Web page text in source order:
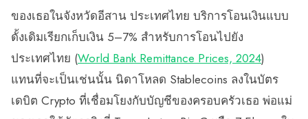
ของเธอในจังหวัดอีสาน ประเทศไทย บริการโอนเงินแบบ
ดั้งเดิมเรียกเก็บเงิน 5–7% สำหรับการโอนไปยัง
ประเทศไทย (World Bank Remittance Prices, 2024)
แทนที่จะเป็นเช่นนั้น นิดาโหลด Stablecoins ลงในบัตร
เดบิต Crypto ที่เชื่อมโยงกับบัญชีของครอบครัวเธอ พ่อแม่